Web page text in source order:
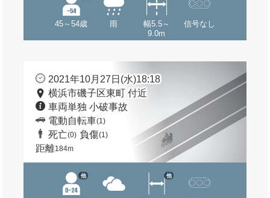
45～54歳 雨
幅5.5～
9.0m
信号なし
2021年10月27日(水)18:18
横浜市磯子区東町 付近
車両単独 小破事故
電動自転車(1)
死亡(0) 負傷(1)
距離184m
他 他